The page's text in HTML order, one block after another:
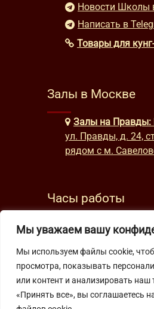
Мы уважаем вашу
Мы используем файлы cookie,
просмотра, показывать
или контент и анализировать
«Принять все», вы соглашаетесь
Новости Школы
Написать в
Товары для
Залы в Москве
Залы на Правды:
ул. Правды, д. 24,
рядом с м.
Часы работы
будни: с 9:00 до
Подпишитесь на нашу